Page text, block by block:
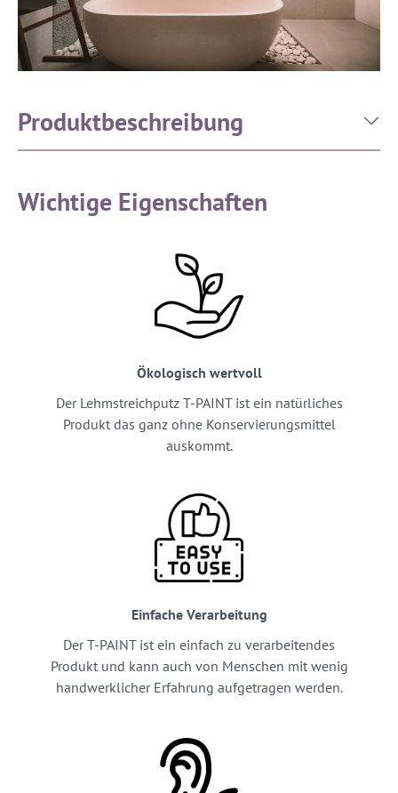
Produktbeschreibung
Wichtige Eigenschaften
Ökologisch wertvoll
Der Lehmstreichputz T-PAINT ist ein natürliches
Produkt das ganz ohne Konservierungsmittel
auskommt.
Einfache Verarbeitung
Der T-PAINT ist ein einfach zu verarbeitendes
Produkt und kann auch von Menschen mit wenig
handwerklicher Erfahrung aufgetragen werden.